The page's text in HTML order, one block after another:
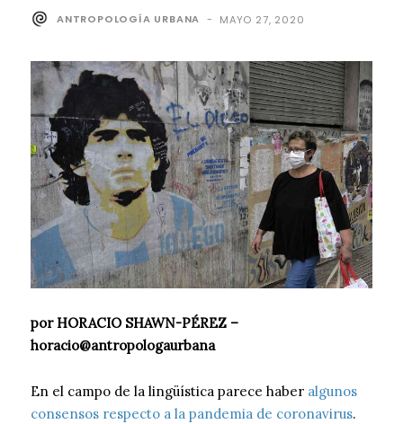
ANTROPOLOGÍA URBANA - MAYO 27, 2020
por HORACIO SHAWN-PÉREZ –
horacio@antropologaurbana
En el campo de la lingüística parece haber algunos
consensos respecto a la pandemia de coronavirus.